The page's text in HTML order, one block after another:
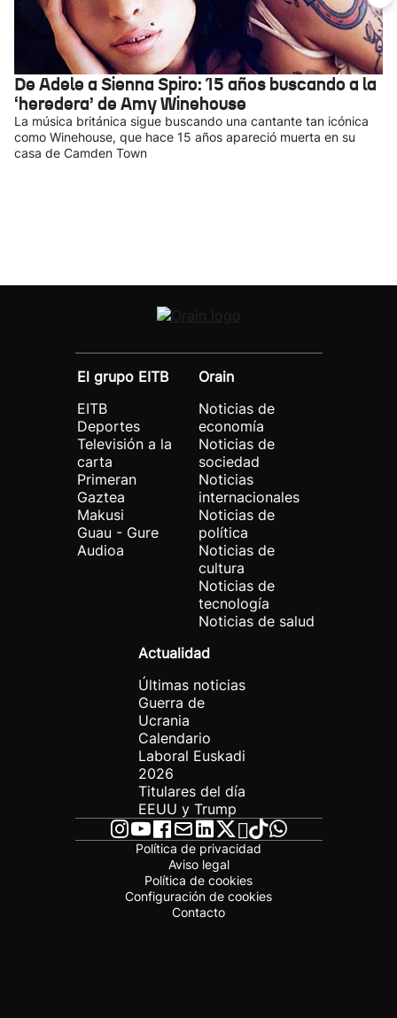
De Adele a Sienna Spiro: 15 años buscando a la
‘heredera’ de Amy Winehouse
La música británica sigue buscando una cantante tan icónica
como Winehouse, que hace 15 años apareció muerta en su
casa de Camden Town
El grupo EITB
EITB
Deportes
Televisión a la
carta
Primeran
Gaztea
Makusi
Guau - Gure
Audioa
Orain
Noticias de
economía
Noticias de
sociedad
Noticias
internacionales
Noticias de
política
Noticias de
cultura
Noticias de
tecnología
Noticias de salud
Actualidad
Últimas noticias
Guerra de
Ucrania
Calendario
Laboral Euskadi
2026
Titulares del día
EEUU y Trump
Política de privacidad
Aviso legal
Política de cookies
Configuración de cookies
Contacto